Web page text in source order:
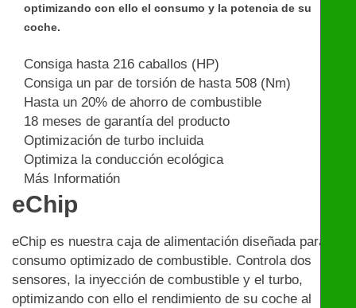
optimizando con ello el consumo y la potencia de su
coche.
Consiga hasta 216 caballos (HP)
Consiga un par de torsión de hasta 508 (Nm)
Hasta un 20% de ahorro de combustible
18 meses de garantía del producto
Optimización de turbo incluida
Optimiza la conducción ecológica
Más Informatión
eChip
eChip es nuestra caja de alimentación diseñada para un
consumo optimizado de combustible. Controla dos
sensores, la inyección de combustible y el turbo,
optimizando con ello el rendimiento de su coche al